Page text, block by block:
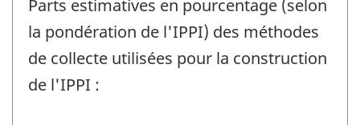
Parts estimatives en pourcentage (selon
la pondération de l'IPPI) des méthodes
de collecte utilisées pour la construction
de l'IPPI :